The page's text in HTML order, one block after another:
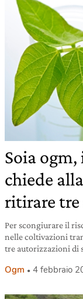
Soia
chiede
ritirare
Per scongiurare il
nelle coltivazioni
tre autorizzazioni di
Ogm 4 febbraio